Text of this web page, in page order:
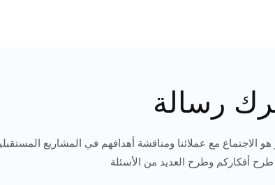
رسالة
مع عملائنا ومناقشة أهدافهم في المشاريع